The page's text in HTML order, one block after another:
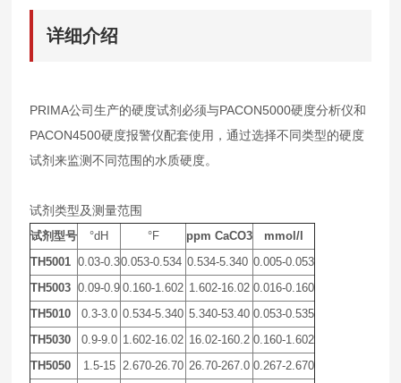
详细介绍
PRIMA公司生产的硬度试剂必须与PACON5000硬度分析仪和
PACON4500硬度报警仪配套使用，通过选择不同类型的硬度
试剂来监测不同范围的水质硬度。
试剂类型及测量范围
试剂型号 °dH °F ppm CaCO3
mmol/l
TH5001 0.03-0.30.053-0.534 0.534-5.340 0.005-0.053
TH5003 0.09-0.9 0.160-1.602 1.602-16.02 0.016-0.160
TH5010
0.3-3.0 0.534-5.340 5.340-53.40 0.053-0.535
TH5030
0.9-9.0 1.602-16.02 16.02-160.2 0.160-1.602
TH5050
1.5-15 2.670-26.70 26.70-267.0 0.267-2.670